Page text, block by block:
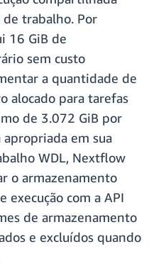
trabalho. Por
16 GiB de
sem custo
a quantidade de
alocado para tarefas
de 3.072 GiB por
em sua
WDL, Nextflow
o armazenamento
com a API
de armazenamento
e excluídos quando